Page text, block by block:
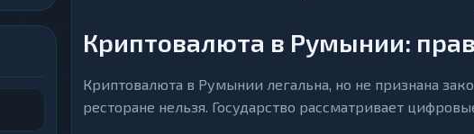
Криптовалюта в Румынии:
Криптовалюта в Румынии легальна, но не признана
ресторане нельзя. Государство рассматривает
ПОЛУЧАЕТЕ